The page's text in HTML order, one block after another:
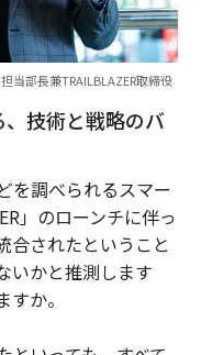
当部長兼TRAILBLAZER取締役
技術と戦略のバ
を調べられるスマー
」のローンチに伴っ
合されたということ
いかと推測します
か。